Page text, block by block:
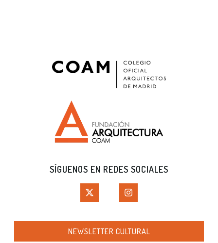
SÍGUENOS EN REDES SOCIALES
NEWSLETTER CULTURAL